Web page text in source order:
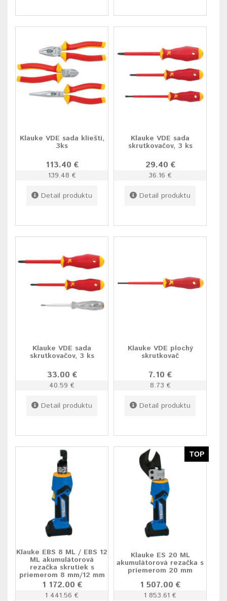
Klauke VDE sada klieští,
3ks
113.40 €
139.48 €
Detail produktu
Klauke VDE sada
skrutkovačov, 3 ks
29.40 €
36.16 €
Detail produktu
Klauke VDE sada
skrutkovačov, 3 ks
33.00 €
40.59 €
Detail produktu
Klauke VDE plochý
skrutkovač
7.10 €
8.73 €
Detail produktu
Klauke EBS 8 ML / EBS 12
ML akumulátorová
rezačka skrutiek s
priemerom 8 mm/12 mm
1 172.00 €
1 441.56 €
TOP
Klauke ES 20 ML
akumulátorová rezačka s
priemerom 20 mm
1 507.00 €
1 853.61 €